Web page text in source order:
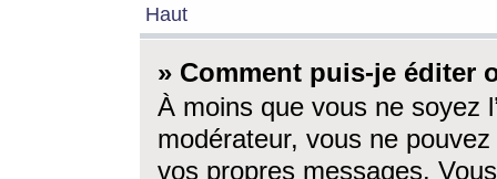
Haut
» Comment puis-je éditer
À moins que vous ne soyez
modérateur, vous ne
vos propres messages.